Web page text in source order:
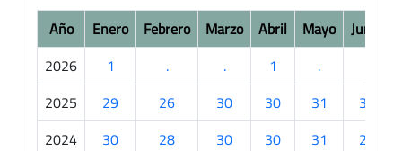
Año Enero Febrero Marzo Abril Mayo Junio
2026
1 . . 1 .
2025
29 26 30 30 31
30
2024
30 28 30 30 31
21